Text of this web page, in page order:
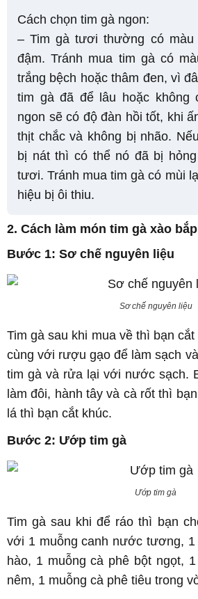
Cách chọn tim gà ngon:
– Tim gà tươi thường có
đậm. Tránh mua tim gà có
trắng bệch hoặc thâm đen, vì
tim gà đã để lâu hoặc không
ngon sẽ có độ đàn hồi tốt, khi
thịt chắc và không bị nhão.
bị nát thì có thể nó đã bị
tươi. Tránh mua tim gà có mùi
hiệu bị ôi thiu.
2. Cách làm món tim gà xào
Bước 1: Sơ chế nguyên liệu
Sơ chế nguyên liệu
Tim gà sau khi mua về thì bạn
cùng với rượu gạo để làm sạch
tim gà và rửa lại với nước sạch.
làm đôi, hành tây và cà rốt thì
lá thì bạn cắt khúc.
Bước 2: Ướp tim gà
Ướp tim gà
Tim gà sau khi để ráo thì bạn
với 1 muỗng canh nước tương, 1
hào, 1 muỗng cà phê bột ngọt,
nêm, 1 muỗng cà phê tiêu trong